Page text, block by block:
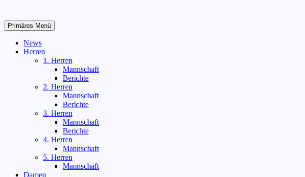
springen
Primäres Menü
News
Herren
1. Herren
Mannschaft
Berichte
2. Herren
Mannschaft
Berichte
3. Herren
Mannschaft
Berichte
4. Herren
Mannschaft
5. Herren
Mannschaft
Damen